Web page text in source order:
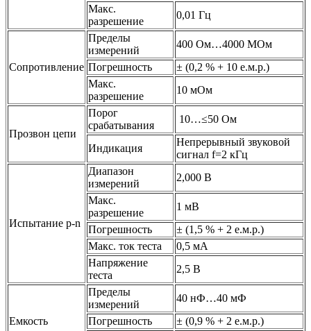
Макс.
разрешение
0,01 Гц
Сопротивление
Пределы
измерений
400 Ом…4000 МОм
Погрешность
± (0,2 % + 10 е.м.р.)
Макс.
разрешение
10 мОм
Прозвон цепи
Порог
срабатывания
10…≤50 Ом
Индикация
Непрерывный звуковой
сигнал f=2 кГц
Испытание p-n
Диапазон
измерений
2,000 В
Макс.
разрешение
1 мВ
Погрешность
± (1,5 % + 2 е.м.р.)
Макс. ток теста
0,5 мА
Напряжение
теста
2,5 В
Емкость
Пределы
измерений
40 нФ…40 мФ
Погрешность
± (0,9 % + 2 е.м.р.)